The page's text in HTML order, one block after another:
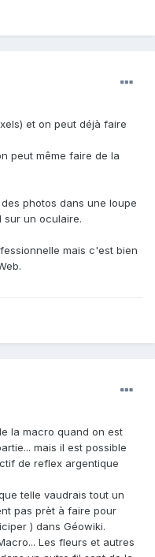
et on peut déjà faire
peut même faire de la
photos dans une loupe
un oculaire.
mais c'est bien
la macro quand on est
mais il est possible
de reflex argentique
telle vaudrais tout un
pas prèt à faire pour
) dans Géowiki.
Les fleurs et autres